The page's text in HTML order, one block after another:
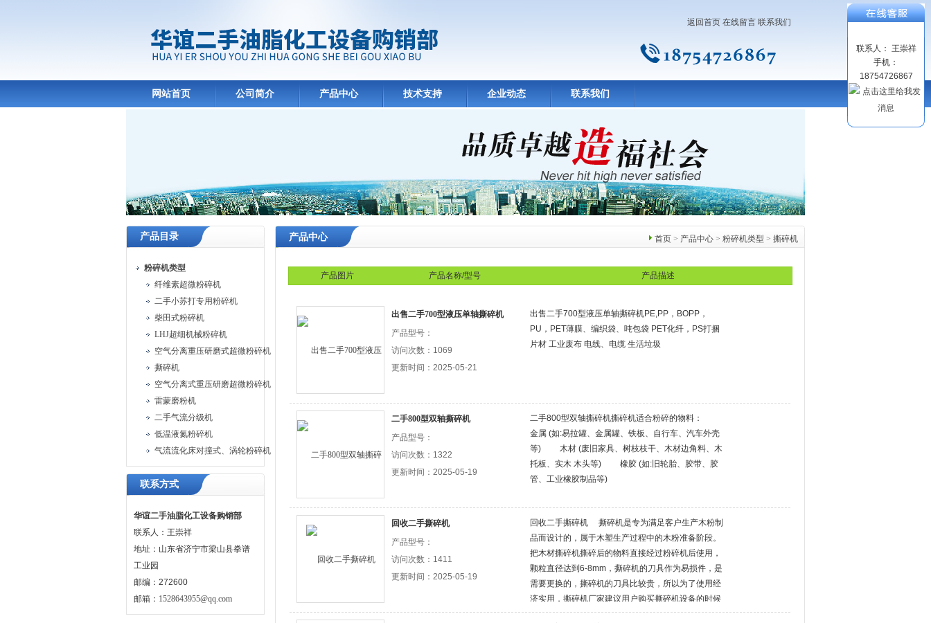
返回首页 在线留言 联系我们
网站首页 公司简介 产品中心 技术支持 企业动态 联系我们
产品目录
粉碎机类型
纤维素超微粉碎机
二手小苏打专用粉碎机
柴田式粉碎机
LHJ超细机械粉碎机
空气分离重压研磨式超微粉碎机
撕碎机
空气分离式重压研磨超微粉碎机
雷蒙磨粉机
二手气流分级机
低温液氮粉碎机
气流流化床对撞式、涡轮粉碎机
联系方式
华谊二手油脂化工设备购销部
联系人：王崇祥
地址：山东省济宁市梁山县拳谱
工业园
邮编：272600
邮箱： 1528643955@qq.com
首页 > 产品中心 > 粉碎机类型 > 撕碎机
产品中心
产品图片 产品名称/型号 产品描述
出售二手700型液压单轴撕碎机
产品型号：
访问次数：1069
更新时间：2025-05-21
出售二手700型液压单轴撕碎机PE,PP，BOPP，
PU，PET薄膜、编织袋、吨包袋 PET化纤，PS打捆
片材 工业废布 电线、电缆 生活垃圾
二手800型双轴撕碎机
产品型号：
访问次数：1322
更新时间：2025-05-19
二手800型双轴撕碎机撕碎机适合粉碎的物料：
金属 (如:易拉罐、金属罐、铁板、自行车、汽车外壳
等) 木材 (废旧家具、树枝枝干、木材边角料、木
托板、实木 木头等) 橡胶 (如:旧轮胎、胶带、胶
管、工业橡胶制品等)
回收二手撕碎机
产品型号：
访问次数：1411
更新时间：2025-05-19
回收二手撕碎机 撕碎机是专为满足客户生产木粉制
品而设计的，属于木塑生产过程中的木粉准备阶段。
把木材撕碎机撕碎后的物料直接经过粉碎机后使用，
颗粒直径达到6-8mm，撕碎机的刀具作为易损件，是
需要更换的，撕碎机的刀具比较贵，所以为了使用经
济实用，撕碎机厂家建议用户购买撕碎机设备的时候
另购买一套备用刀具，当刀具需要更换的时候。
联系人： 王崇祥
手机：
18754726867